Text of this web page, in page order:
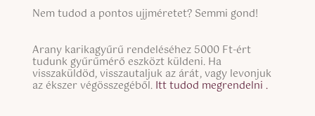
S
g
l
e
L
Nem tudod a pontos ujjméretet? Semmi gond!
S
i
n
g
Arany karikagyűrű rendeléséhez 5000 Ft-ért
tudunk gyűrűmérő eszközt küldeni. Ha
visszaküldöd, visszautaljuk az árát, vagy levonjuk
az ékszer végösszegéből. Itt tudod megrendelni .